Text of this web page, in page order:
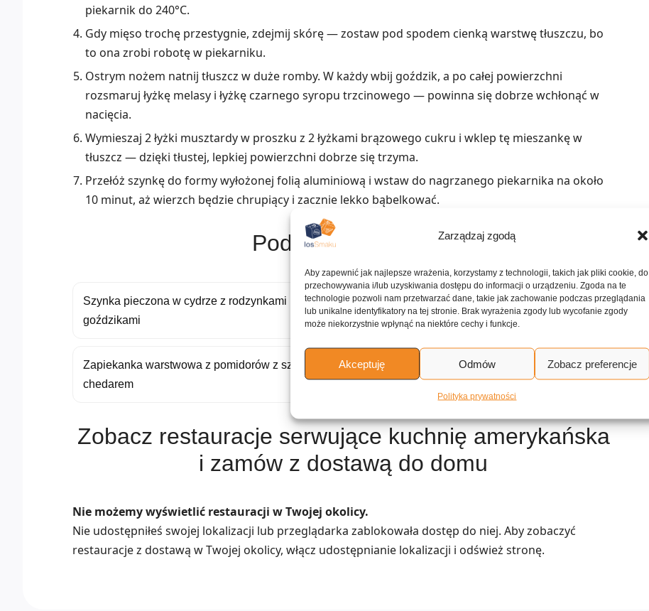
Zarządzaj zgodą
Aby zapewnić jak najlepsze wrażenia, korzystamy z technologii, takich jak pliki cookie, do
przechowywania i/lub uzyskiwania dostępu do informacji o urządzeniu. Zgoda na te
technologie pozwoli nam przetwarzać dane, takie jak zachowanie podczas przeglądania
lub unikalne identyfikatory na tej stronie. Brak wyrażenia zgody lub wycofanie zgody
może niekorzystnie wpłynąć na niektóre cechy i funkcje.
Akceptuję Odmów Zobacz preferencje
Polityka prywatności
piekarnik do 240°C.
Gdy mięso trochę przestygnie, zdejmij skórę — zostaw pod spodem cienką warstwę tłuszczu, bo
to ona zrobi robotę w piekarniku.
Ostrym nożem natnij tłuszcz w duże romby. W każdy wbij goździk, a po całej powierzchni
rozsmaruj łyżkę melasy i łyżkę czarnego syropu trzcinowego — powinna się dobrze wchłonąć w
nacięcia.
Wymieszaj 2 łyżki musztardy w proszku z 2 łyżkami brązowego cukru i wklep tę mieszankę w
tłuszcz — dzięki tłustej, lepkiej powierzchni dobrze się trzyma.
Przełóż szynkę do formy wyłożonej folią aluminiową i wstaw do nagrzanego piekarnika na około
10 minut, aż wierzch będzie chrupiący i zacznie lekko bąbelkować.
Podobne przepisy
Szynka pieczona w cydrze z rodzynkami i
goździkami
Zupa na kości szynkowej z warzywami
Zapiekanka warstwowa z pomidorów z szynką i
chedarem
Szynka glazurowana musztardą i brązowym
cukrem
Zobacz restauracje serwujące kuchnię amerykańska
i zamów z dostawą do domu
Nie możemy wyświetlić restauracji w Twojej okolicy.
Nie udostępniłeś swojej lokalizacji lub przeglądarka zablokowała dostęp do niej. Aby zobaczyć
restauracje z dostawą w Twojej okolicy, włącz udostępnianie lokalizacji i odśwież stronę.